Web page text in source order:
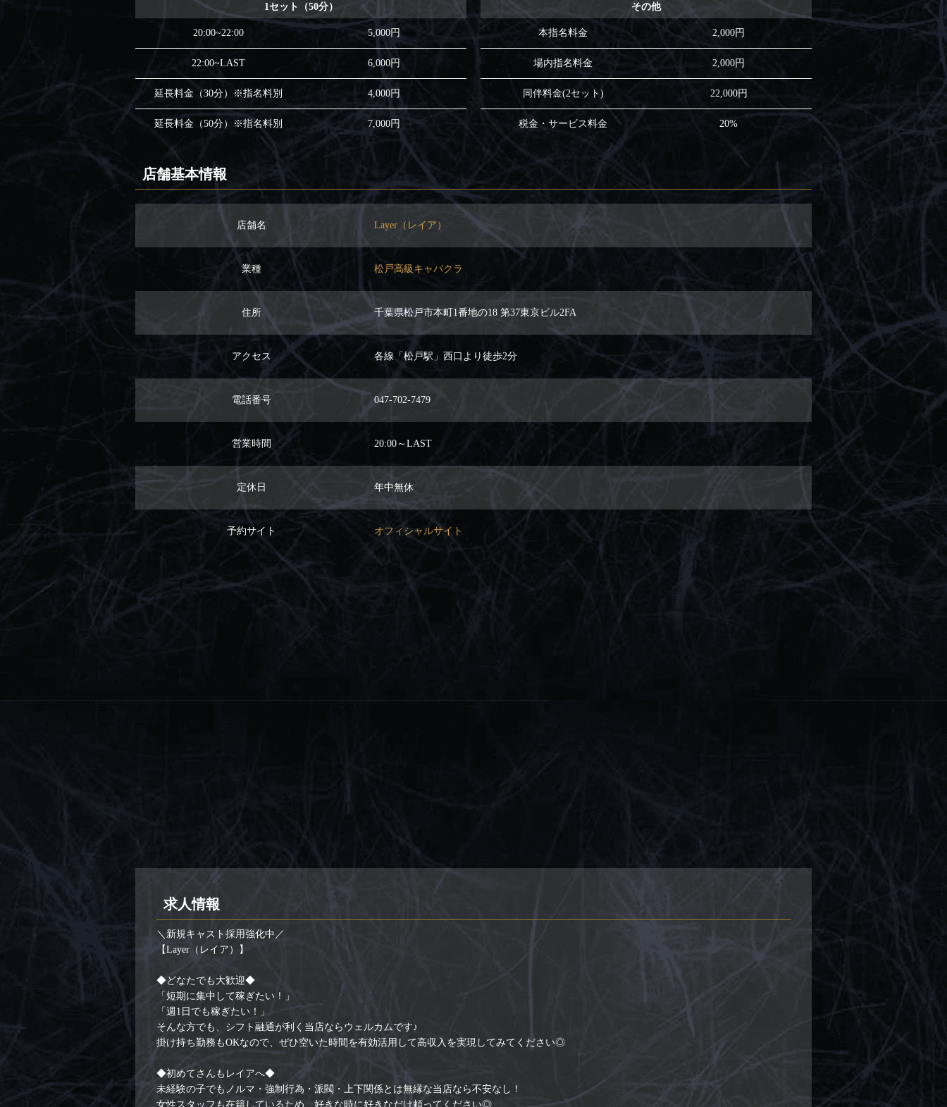
1セット（50分）
20:00~22:00 5,000円
22:00~LAST 6,000円
延長料金（30分）※指名料別 4,000円
延長料金（50分）※指名料別 7,000円
その他
本指名料金 2,000円
場内指名料金 2,000円
同伴料金(2セット) 22,000円
税金・サービス料金 20%
店舗基本情報
店舗名 Layer（レイア）
業種 松戸高級キャバクラ
住所 千葉県松戸市本町1番地の18 第37東京ビル2FA
アクセス 各線「松戸駅」西口より徒歩2分
電話番号 047-702-7479
営業時間 20:00～LAST
定休日 年中無休
予約サイト オフィシャルサイト
求人情報
＼新規キャスト採用強化中／
【Layer（レイア）】
◆どなたでも大歓迎◆
「短期に集中して稼ぎたい！」
「週1日でも稼ぎたい！」
そんな方でも、シフト融通が利く当店ならウェルカムです♪
掛け持ち勤務もOKなので、ぜひ空いた時間を有効活用して高収入を実現してみてください◎
◆初めてさんもレイアへ◆
未経験の子でもノルマ・強制行為・派閥・上下関係とは無縁な当店なら不安なし！
女性スタッフも在籍しているため、好きな時に好きなだけ頼ってください◎